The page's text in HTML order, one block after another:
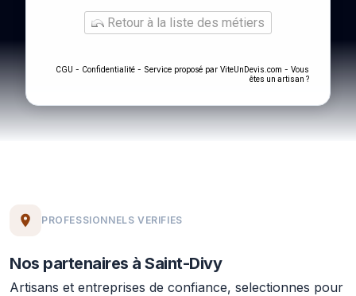
Retour à la liste des métiers
CGU - Confidentialité - Service proposé par ViteUnDevis.com - Vous
êtes un artisan ?
PROFESSIONNELS VERIFIES
Nos partenaires à Saint-Divy
Artisans et entreprises de confiance, selectionnes pour